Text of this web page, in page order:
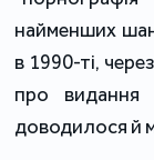
найменших
в 1990-ті,
про видання
доводилося й